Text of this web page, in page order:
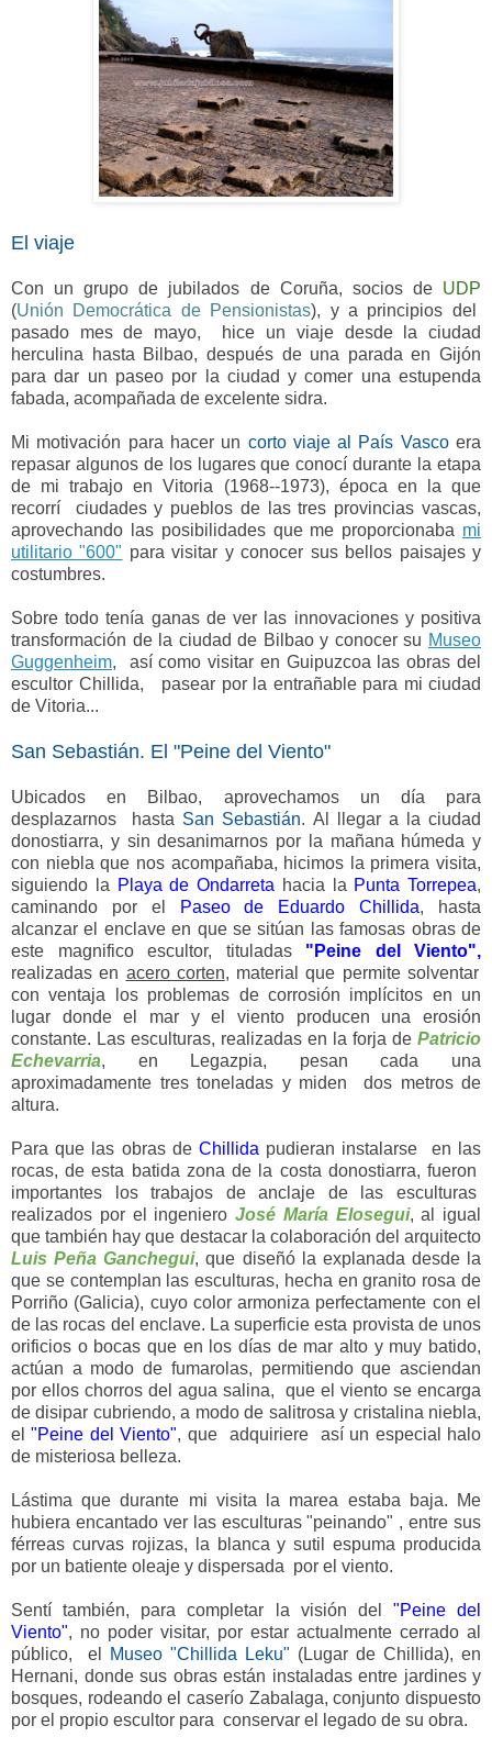
El viaje
Con un grupo de jubilados de Coruña, socios de UDP
(Unión Democrática de Pensionistas), y a principios del
pasado mes de mayo, hice un viaje desde la ciudad
herculina hasta Bilbao, después de una parada en Gijón
para dar un paseo por la ciudad y comer una estupenda
fabada, acompañada de excelente sidra.
Mi motivación para hacer un corto viaje al País Vascoera
repasar algunos de los lugares que conocí durante la etapa
de mi trabajo en Vitoria (1968--1973), época en la que
recorrí ciudades y pueblos de las tres provincias vascas,
aprovechando las posibilidades que me proporcionaba mi
utilitario "600" para visitar y conocer sus bellos paisajes y
costumbres.
Sobre todo tenía ganas de ver las innovaciones y positiva
transformación de la ciudad de Bilbao y conocer su Museo
Guggenheim, así como visitar en Guipuzcoa las obras del
escultor Chillida, pasear por la entrañable para mi ciudad
de Vitoria...
San Sebastián. El "Peine del Viento"
Ubicados en Bilbao, aprovechamos un día para
desplazarnos hasta San Sebastián. Al llegar a la ciudad
donostiarra, y sin desanimarnos por la mañana húmeda y
con niebla que nos acompañaba, hicimos la primera visita,
siguiendo la Playa de Ondarreta hacia la Punta Torrepea,
caminando por el
Paseo de Eduardo Chillida, hasta
alcanzar el enclave en que se sitúan las famosas obras de
este magnifico escultor, tituladas "Peine del Viento",
realizadas en acero corten, material que permite solventar
con ventaja los problemas de corrosión implícitos en un
lugar donde el mar y el viento producen una erosión
constante. Las esculturas, realizadas en la forja de Patricio
Echevarria, en Legazpia, pesan cada una
aproximadamente tres toneladas y miden dos metros de
altura.
Para que las obras de Chillida pudieran instalarse en las
rocas, de esta batida zona de la costa donostiarra, fueron
importantes los trabajos de anclaje de las esculturas
realizados por el ingeniero José María Elosegui, al igual
que también hay que destacar la colaboración del arquitecto
Luis Peña Ganchegui, que diseñó la explanada desde la
que se contemplan las esculturas, hecha en granito rosa de
Porriño (Galicia), cuyo color armoniza perfectamente con el
de las rocas del enclave. La superficie esta provista de unos
orificios o bocas que en los días de mar alto y muy batido,
actúan a modo de fumarolas, permitiendo que asciendan
por ellos chorros del agua salina, que el viento se encarga
de disipar cubriendo, a modo de salitrosa y cristalina niebla,
el"Peine del Viento", que adquiriere así un especial halo
de misteriosa belleza.
Lástima que durante mi visita la marea estaba baja. Me
hubiera encantado ver las esculturas "peinando" , entre sus
férreas curvas rojizas, la blanca y sutil espuma producida
por un batiente oleaje y dispersada por el viento.
Sentí también, para completar la visión del "Peine del
Viento", no poder visitar, por estar actualmente cerrado al
público, el
Museo "Chillida Leku" (Lugar de Chillida), en
Hernani, donde sus obras están instaladas entre jardines y
bosques, rodeando el caserío Zabalaga, conjunto dispuesto
por el propio escultor para conservar el legado de su obra.